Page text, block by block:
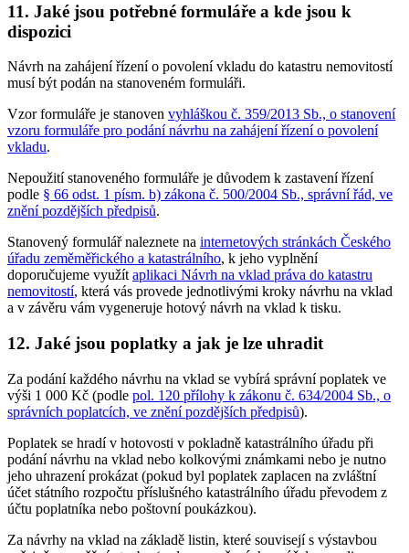
11. Jaké jsou potřebné formuláře a kde jsou k
dispozici
Návrh na zahájení řízení o povolení vkladu do katastru nemovitostí
musí být podán na stanoveném formuláři.
Vzor formuláře je stanoven vyhláškou č. 359/2013 Sb., o stanovení
vzoru formuláře pro podání návrhu na zahájení řízení o povolení
vkladu.
Nepoužití stanoveného formuláře je důvodem k zastavení řízení
podle § 66 odst. 1 písm. b) zákona č. 500/2004 Sb., správní řád, ve
znění pozdějších předpisů.
Stanovený formulář naleznete na internetových stránkách Českého
úřadu zeměměřického a katastrálního, k jeho vyplnění
doporučujeme využít aplikaci Návrh na vklad práva do katastru
nemovitostí, která vás provede jednotlivými kroky návrhu na vklad
a v závěru vám vygeneruje hotový návrh na vklad k tisku.
12. Jaké jsou poplatky a jak je lze uhradit
Za podání každého návrhu na vklad se vybírá správní poplatek ve
výši 1 000 Kč (podle pol. 120 přílohy k zákonu č. 634/2004 Sb., o
správních poplatcích, ve znění pozdějších předpisů).
Poplatek se hradí v hotovosti v pokladně katastrálního úřadu při
podání návrhu na vklad nebo kolkovými známkami nebo je nutno
jeho uhrazení prokázat (pokud byl poplatek zaplacen na zvláštní
účet státního rozpočtu příslušného katastrálního úřadu převodem z
účtu poplatníka nebo poštovní poukázkou).
Za návrhy na vklad na základě listin, které souvisejí s výstavbou